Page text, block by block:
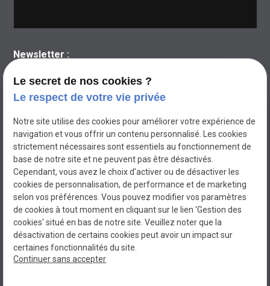
Newsletter :
BEL'ELEC
Electricien à MIRAMAS
Le secret de nos cookies ?
Le respect de votre vie privée
Notre site utilise des cookies pour améliorer votre expérience de
navigation et vous offrir un contenu personnalisé. Les cookies
strictement nécessaires sont essentiels au fonctionnement de
base de notre site et ne peuvent pas être désactivés.
Cependant, vous avez le choix d'activer ou de désactiver les
cookies de personnalisation, de performance et de marketing
selon vos préférences. Vous pouvez modifier vos paramètres
de cookies à tout moment en cliquant sur le lien 'Gestion des
cookies' situé en bas de notre site. Veuillez noter que la
désactivation de certains cookies peut avoir un impact sur
certaines fonctionnalités du site.
Continuer sans accepter